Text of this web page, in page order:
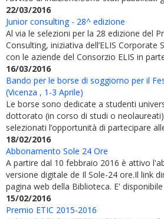
22/03/2016
Junior consulting - 28^ edizione
Al via le selezioni per la 28 edizione del
Consulting, iniziativa dell’ELIS Corporate
con le aziende del Consorzio ELIS in
16/03/2016
Bando per le borse di soggiorno per il
(Vicenza , 1-3 Aprile)
Le borse sono dedicate a studenti
dottorato (in corso di studi o
selezionati l’opportunità di partecipare
18/02/2016
Abbonamento Sole 24 Ore
A partire dal 10 febbraio 2016 è attivo
versione digitale de Il Sole-24 ore.Il link
pagina web della Biblioteca. E'
15/02/2016
Premio ETIC 2015-2016